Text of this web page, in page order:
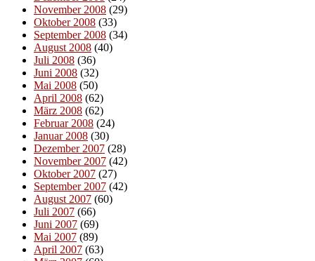
November 2008 (29)
Oktober 2008 (33)
September 2008 (34)
August 2008 (40)
Juli 2008 (36)
Juni 2008 (32)
Mai 2008 (50)
April 2008 (62)
März 2008 (62)
Februar 2008 (24)
Januar 2008 (30)
Dezember 2007 (28)
November 2007 (42)
Oktober 2007 (27)
September 2007 (42)
August 2007 (60)
Juli 2007 (66)
Juni 2007 (69)
Mai 2007 (89)
April 2007 (63)